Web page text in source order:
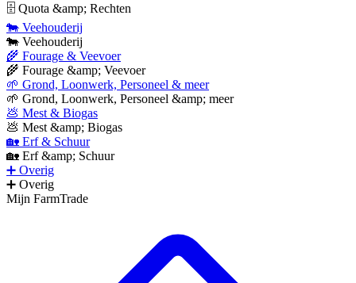
🗄 Quota &amp; Rechten
🐄 Veehouderij
🐄 Veehouderij
🌾 Fourage & Veevoer
🌾 Fourage &amp; Veevoer
🌱 Grond, Loonwerk, Personeel & meer
🌱 Grond, Loonwerk, Personeel &amp; meer
💩 Mest & Biogas
💩 Mest &amp; Biogas
🏡 Erf & Schuur
🏡 Erf &amp; Schuur
➕ Overig
➕ Overig
Mijn FarmTrade